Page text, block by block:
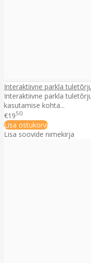
Interaktiivne parkla
Interaktiivne parkla
kasutamise kohta...
€1950
Lisa ostukorvi
Lisa soovide nimekirja